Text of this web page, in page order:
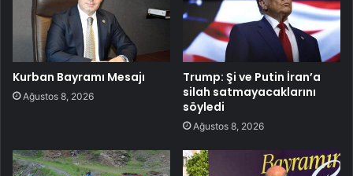
Kurban Bayramı Mesajı
Ağustos 8, 2026
Trump: Şi ve Putin İran’a
silah satmayacaklarını
söyledi
Ağustos 8, 2026